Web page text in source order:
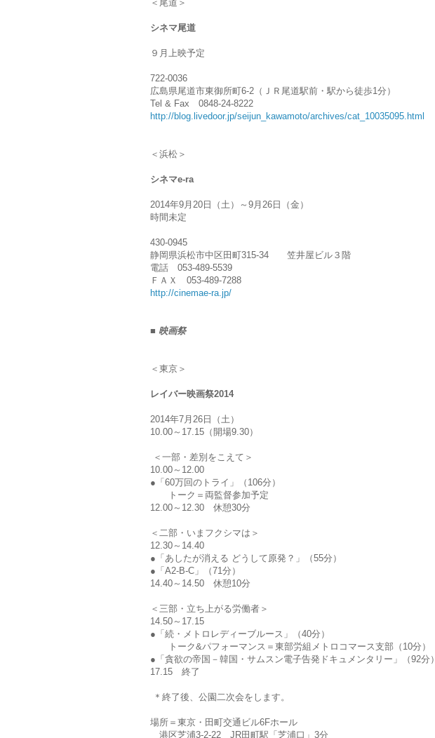
＜尾道＞
シネマ尾道
９月上映予定
722-0036
広島県尾道市東御所町6-2（ＪＲ尾道駅前・駅から徒歩1分）
Tel & Fax 0848-24-8222
http://blog.livedoor.jp/seijun_kawamoto/archives/cat_ 10035095.html
＜浜松＞
シネマe-ra
2014年9月20日（土）～9月26日（金）
時間未定
430-0945
静岡県浜松市中区田町315-34 笠井屋ビル３階
電話 053-489-5539
ＦＡＸ 053-489-7288
http://cinemae-ra.jp/
■ 映画祭
＜東京＞
レイバー映画祭2014
2014年7月26日（土）
10.00～17.15（開場9.30）
＜一部・差別をこえて＞
10.00～12.00
●「60万回のトライ」（106分）
トーク＝両監督参加予定
12.00～12.30 休憩30分
＜二部・いまフクシマは＞
12.30～14.40
●「あしたが消える どうして原発？」（55分）
●「A2-B-C」（71分）
14.40～14.50 休憩10分
＜三部・立ち上がる労働者＞
14.50～17.15
●「続・メトロレディーブルース」（40分）
トーク&パフォーマンス＝東部労組メトロコマース支部（10分）
●「貪欲の帝国－韓国・サムスン電子告発ドキュメンタリー」（92分）
17.15 終了
＊終了後、公園二次会をします。
場所＝東京・田町交通ビル6Fホール
港区芝浦3-2-22 JR田町駅「芝浦口」3分